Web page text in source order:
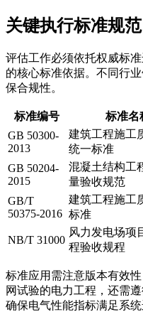
关键执行标准规范
评估工作必须依托权威标
的核心标准依据。不同行
保合规性。
标准编号 标准名
GB 50300-
2013
建筑工程施工
统一标准
GB 50204-
2015
混凝土结构工
量验收规范
GB/T
50375-2016
建筑工程施工
标准
NB/T 31000
风力发电场项
程验收规程
标准应用需注意版本有效
网试验的电力工程，还需
确保电气性能指标满足系统